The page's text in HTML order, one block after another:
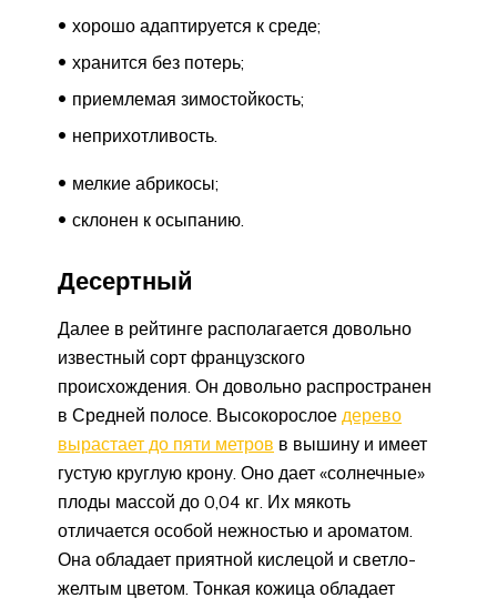
хорошо адаптируется к среде;
хранится без потерь;
приемлемая зимостойкость;
неприхотливость.
мелкие абрикосы;
склонен к осыпанию.
Десертный
Далее в рейтинге располагается довольно
известный сорт французского
происхождения. Он довольно распространен
в Средней полосе. Высокорослое дерево
вырастает до пяти метров в вышину и имеет
густую круглую крону. Оно дает «солнечные»
плоды массой до 0,04 кг. Их мякоть
отличается особой нежностью и ароматом.
Она обладает приятной кислецой и светло-
желтым цветом. Тонкая кожица обладает